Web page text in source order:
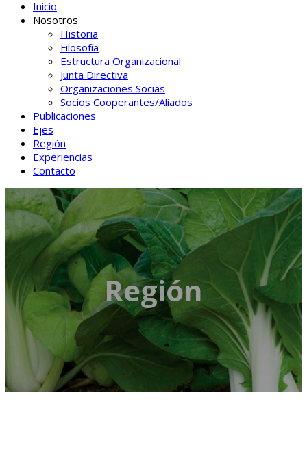
Inicio
Nosotros
Historia
Filosofía
Estructura Organizacional
Junta Directiva
Organizaciones Socias
Socios Cooperantes/Aliados
Publicaciones
Ejes
Región
Experiencias
Contacto
Región